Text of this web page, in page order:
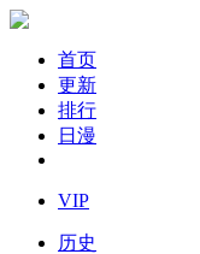
首页
更新
排行
日漫
VIP
历史